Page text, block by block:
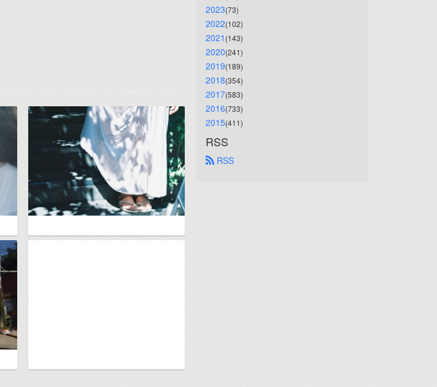
2023(73)
2022(102)
2021 (143)
2020(241)
2019(189)
2018(354)
2017(583)
2016(733)
2015(411)
RSS
RSS